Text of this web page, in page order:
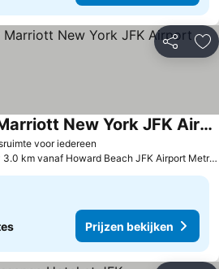
Delen
voor iedereen
Residence Inn by Marriott New York JFK Airport
3.0 km vanaf Howard Beach JFK Airport Metro Station
Prijzen bekijken